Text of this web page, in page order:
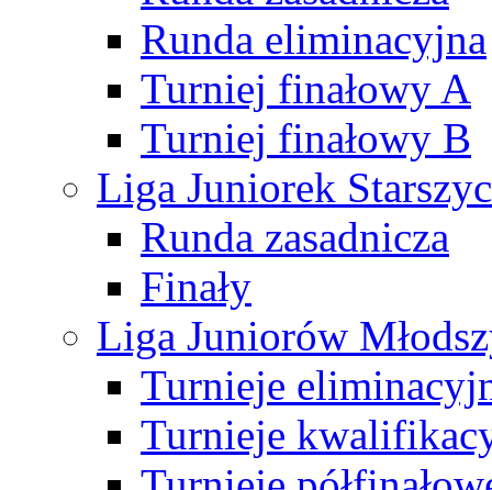
Runda eliminacyjna
Turniej finałowy A
Turniej finałowy B
Liga Juniorek
Runda zasadnicza
Finały
Liga Juniorów
Turnieje
Turnieje